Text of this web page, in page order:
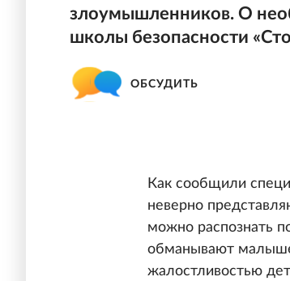
злоумышленников. О
школы безопасности
ОБСУДИТЬ
Как сообщили
неверно
можно распознать
обманывают
жалостливостью